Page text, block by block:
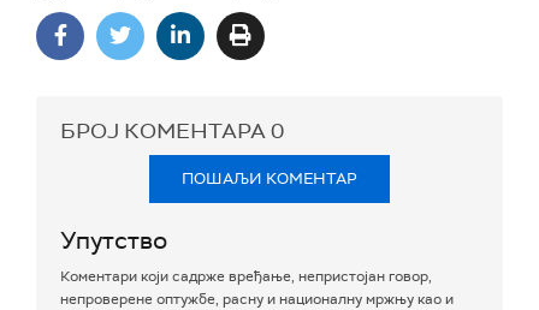
БРОЈ КОМЕНТАРА0
ПОШАЉИ КОМЕНТАР
Упутство
Коментари који садрже вређање, непристојан говор,
непроверене оптужбе, расну и националну мржњу као и